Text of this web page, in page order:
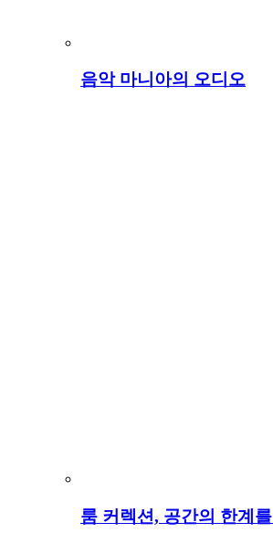
음악 마니아의 오디오
룸 커렉션, 공간의 한계